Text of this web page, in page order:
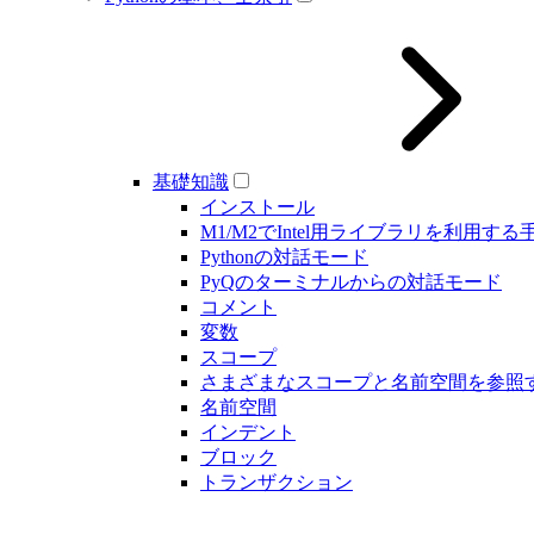
基礎知識
インストール
M1/M2でIntel用ライブラリを利用する
Pythonの対話モード
PyQのターミナルからの対話モード
コメント
変数
スコープ
さまざまなスコープと名前空間を参照
名前空間
インデント
ブロック
トランザクション